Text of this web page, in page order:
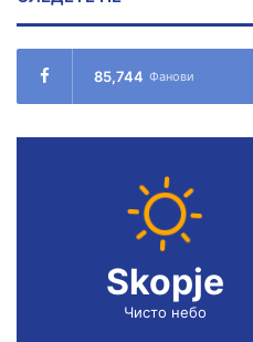
85,744 Фанови
Skopje
Чисто небо